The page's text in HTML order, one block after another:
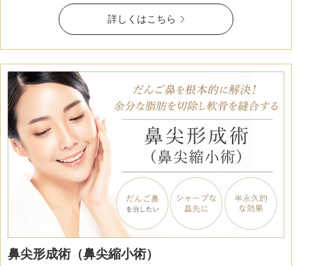
詳しくはこちら
鼻尖形成術（鼻尖縮小術）